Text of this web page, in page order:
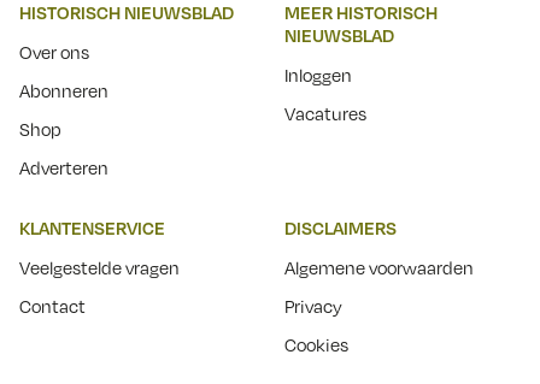
HISTORISCH NIEUWSBLAD
Over ons
Abonneren
Shop
Adverteren
MEER HISTORISCH
NIEUWSBLAD
Inloggen
Vacatures
KLANTENSERVICE
Veelgestelde vragen
Contact
DISCLAIMERS
Algemene voorwaarden
Privacy
Cookies